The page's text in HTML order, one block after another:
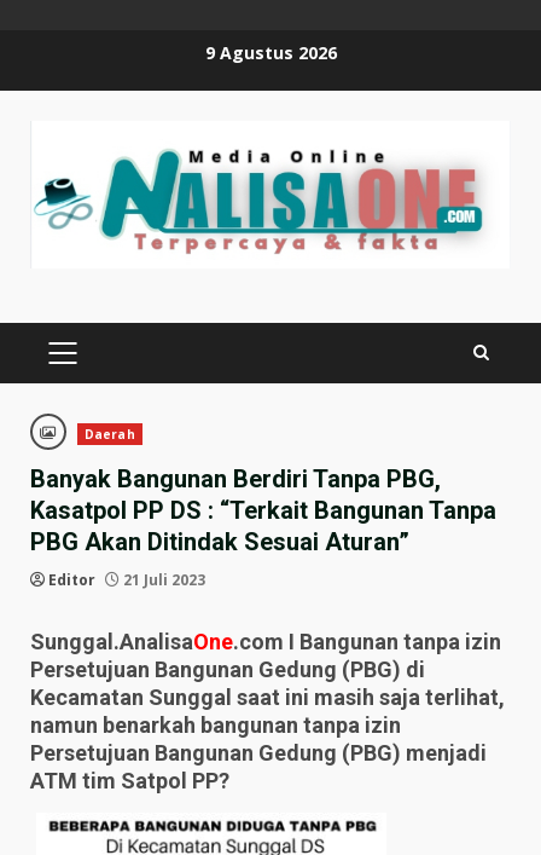
9 Agustus 2026
PRIMARY
Daerah
Banyak Bangunan Berdiri Tanpa PBG,
Kasatpol PP DS : “Terkait Bangunan Tanpa
PBG Akan Ditindak Sesuai Aturan”
Editor 21 Juli 2023
Sunggal.AnalisaOne.com I Bangunan tanpa izin
Persetujuan Bangunan Gedung (PBG) di
Kecamatan Sunggal saat ini masih saja terlihat,
namun benarkah bangunan tanpa izin
Persetujuan Bangunan Gedung (PBG) menjadi
ATM tim Satpol PP?